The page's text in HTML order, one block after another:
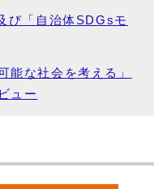
び「自治体SDGsモ
能な社会を考える」
ュー